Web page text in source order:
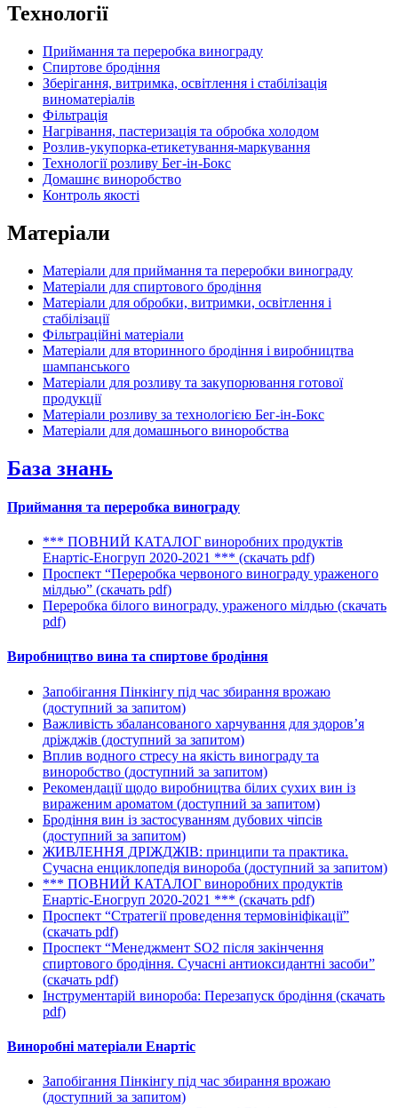
Технології
Приймання та переробка винограду
Спиртове бродіння
Зберігання, витримка, освітлення і стабілізація
виноматеріалів
Фільтрація
Нагрівання, пастеризація та обробка холодом
Розлив-укупорка-етикетування-маркування
Технології розливу Бег-ін-Бокс
Домашнє виноробство
Контроль якості
Матеріали
Матеріали для приймання та переробки винограду
Матеріали для спиртового бродіння
Матеріали для обробки, витримки, освітлення і
стабілізації
Фільтраційні матеріали
Матеріали для вторинного бродіння і виробництва
шампанського
Матеріали для розливу та закупорювання готової
продукції
Матеріали розливу за технологією Бег-ін-Бокс
Матеріали для домашнього виноробства
База знань
Приймання та переробка винограду
*** ПОВНИЙ КАТАЛОГ виноробних продуктів
Енартіс-Еногруп 2020-2021 *** (cкачать pdf)
Проспект “Переробка червоного винограду ураженого
мілдью” (cкачать pdf)
Переробка білого винограду, ураженого мілдью (cкачать
pdf)
Виробництво вина та спиртове бродіння
Запобігання Пінкінгу під час збирання врожаю
(доступний за запитом)
Важливість збалансованого харчування для здоров’я
дріжджів (доступний за запитом)
Вплив водного стресу на якість винограду та
виноробство (доступний за запитом)
Рекомендації щодо виробництва білих сухих вин із
вираженим ароматом (доступний за запитом)
Бродіння вин із застосуванням дубових чіпсів
(доступний за запитом)
ЖИВЛЕННЯ ДРІЖДЖІВ: принципи та практика.
Сучасна енциклопедія винороба (доступний за запитом)
*** ПОВНИЙ КАТАЛОГ виноробних продуктів
Енартіс-Еногруп 2020-2021 *** (cкачать pdf)
Проспект “Стратегії проведення термовініфікації”
(cкачать pdf)
Проспект “Менеджмент SO2 після закінчення
спиртового бродіння. Сучасні антиоксидантні засоби”
(cкачать pdf)
Інструментарій винороба: Перезапуск бродіння (cкачать
pdf)
Виноробні матеріали Енартіс
Запобігання Пінкінгу під час збирання врожаю
(доступний за запитом)